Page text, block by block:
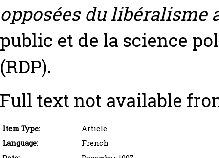
opposées du libéralisme
public et de la science
(RDP).
Full text not available
Item Type:
Article
Language:
French